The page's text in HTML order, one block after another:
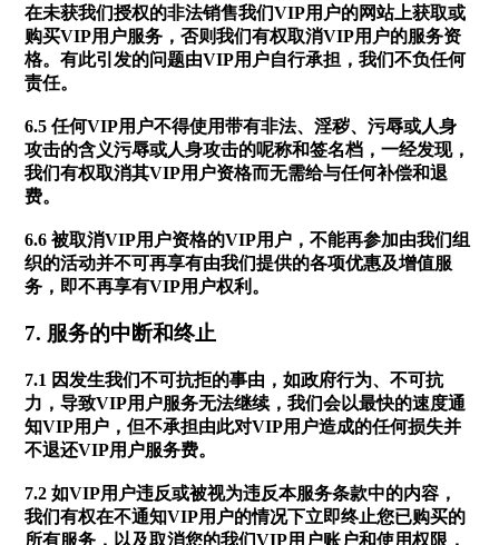
在未获我们授权的非法销售我们VIP用户的网站上获取或
购买VIP用户服务，否则我们有权取消VIP用户的服务资
格。有此引发的问题由VIP用户自行承担，我们不负任何
责任。
6.5 任何VIP用户不得使用带有非法、淫秽、污辱或人身
攻击的含义污辱或人身攻击的呢称和签名档，一经发现，
我们有权取消其VIP用户资格而无需给与任何补偿和退
费。
6.6 被取消VIP用户资格的VIP用户，不能再参加由我们组
织的活动并不可再享有由我们提供的各项优惠及增值服
务，即不再享有VIP用户权利。
7. 服务的中断和终止
7.1 因发生我们不可抗拒的事由，如政府行为、不可抗
力，导致VIP用户服务无法继续，我们会以最快的速度通
知VIP用户，但不承担由此对VIP用户造成的任何损失并
不退还VIP用户服务费。
7.2 如VIP用户违反或被视为违反本服务条款中的内容，
我们有权在不通知VIP用户的情况下立即终止您已购买的
所有服务，以及取消您的我们VIP用户账户和使用权限，